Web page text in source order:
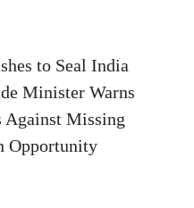
to Seal India
Minister Warns
Against Missing
Opportunity